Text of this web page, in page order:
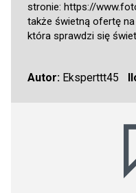
stronie: https://
także świetną ofertę na
która sprawdzi się
Autor: Eksperttt45